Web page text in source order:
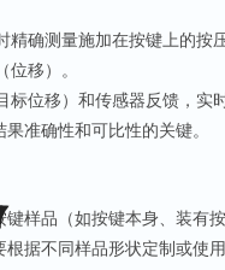
确测量施加在按键上的按
移）。
标位移）和传感器反馈，实
准确性和可比性的关键。
样品（如按键本身、装有
据不同样品形状定制或使